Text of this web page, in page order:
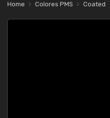
Home Colores PMS Coated